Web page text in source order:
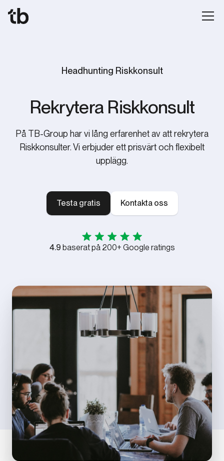
Headhunting Riskkonsult
Rekrytera Riskkonsult
På TB-Group har vi lång erfarenhet av att rekrytera
Riskkonsulter. Vi erbjuder ett prisvärt och flexibelt
upplägg.
Testa gratis Kontakta oss
4.9 baserat på 200+ Google ratings